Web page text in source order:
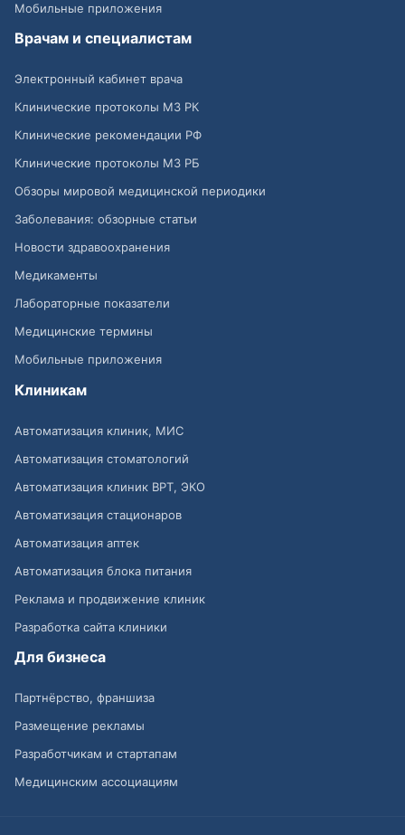
Мобильные приложения
Врачам и специалистам
Электронный кабинет врача
Клинические протоколы МЗ РК
Клинические рекомендации РФ
Клинические протоколы МЗ РБ
Обзоры мировой медицинской периодики
Заболевания: обзорные статьи
Новости здравоохранения
Медикаменты
Лабораторные показатели
Медицинские термины
Мобильные приложения
Клиникам
Автоматизация клиник, МИС
Автоматизация стоматологий
Автоматизация клиник ВРТ, ЭКО
Автоматизация стационаров
Автоматизация аптек
Автоматизация блока питания
Реклама и продвижение клиник
Разработка сайта клиники
Для бизнеса
Партнёрство, франшиза
Размещение рекламы
Разработчикам и стартапам
Медицинским ассоциациям